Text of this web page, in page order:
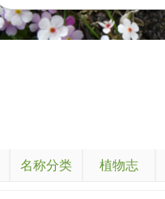
名称分类 植物志